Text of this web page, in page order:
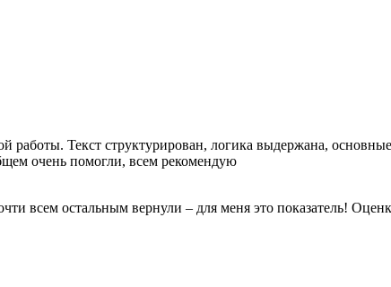
работы. Текст структурирован, логика выдержана,
очень помогли, всем рекомендую
всем остальным вернули – для меня это показатель!